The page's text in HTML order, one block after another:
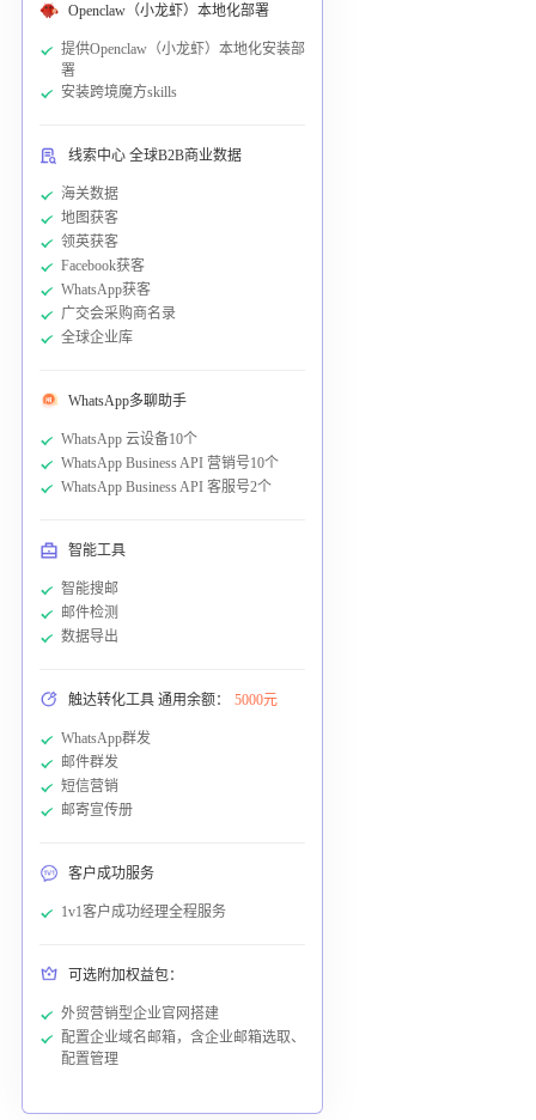
Openclaw（小龙虾）本地化部署
提供Openclaw（小龙虾）本地化安装部
署
安装跨境魔方skills
线索中心 全球B2B商业数据
海关数据
地图获客
领英获客
Facebook获客
WhatsApp获客
广交会采购商名录
全球企业库
WhatsApp多聊助手
WhatsApp 云设备10个
WhatsApp Business API 营销号10个
WhatsApp Business API 客服号2个
智能工具
智能搜邮
邮件检测
数据导出
触达转化工具 通用余额： 5000元
WhatsApp群发
邮件群发
短信营销
邮寄宣传册
客户成功服务
1v1客户成功经理全程服务
可选附加权益包：
外贸营销型企业官网搭建
配置企业域名邮箱，含企业邮箱选取、
配置管理